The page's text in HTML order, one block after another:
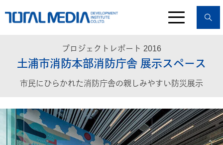
プロジェクトレポート 2016
土浦市消防本部消防庁舎 展示スペース
市民にひらかれた消防庁舎の親しみやすい防災展示